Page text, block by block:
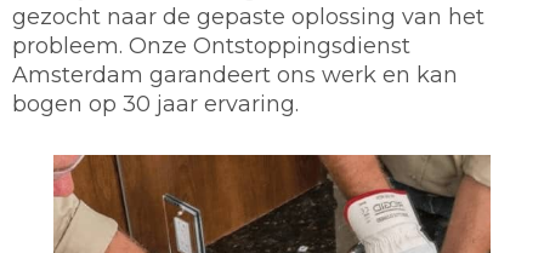
gezocht naar de gepaste oplossing van het
probleem. Onze Ontstoppingsdienst
Amsterdam garandeert ons werk en kan
bogen op 30 jaar ervaring.